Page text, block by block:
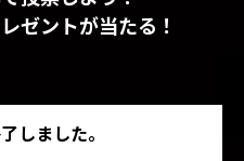
ゼントが当たる！
しました。